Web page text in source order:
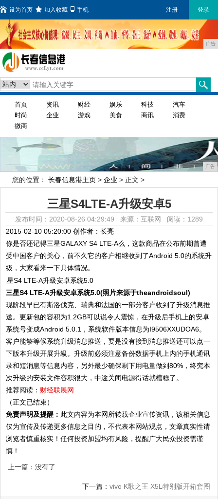
设为首页 加入收藏 手机 注册 登录
广告
首页 资讯 财经 娱乐 科技
汽车
时尚
企业 游戏 美食 商讯
消费
微商
广告
您的位置： 长春信息港主页 > 企业 > 正文 >
三星S4LTE-A升级安卓5
发布时间：2020-08-26 04:29:49 来源：互联网 阅读：1289
2015-02-10 05:20:00 创作者：长亮
你是否还记得三星GALAXY S4 LTE-A么，这款商品在公布前期曾遭
受中国客户的关心，前不久它的客户相继收到了Android 5.0的系统升
级，大家看来一下具体情况。
三星S4 LTE-A升級安卓系统5.0(照片来源于theandroidsoul)
现阶段早已有斯洛伐克、瑞典和法国的一部分客户收到了升级消息推
送。更新包的容积为1.2GB可以说令人震惊，在升級后手机上的安卓
系统号变成Android 5.0.1，系统软件版本信息为I9506XXUDOA6。
客户能够等候系统升级消息推送，要是没有接到消息推送还可以点一
下版本升级开展升級。升级前必须注意备份数据手机上内的手机通讯
录和短消息等信息内容，另外最少确保剩下用电量做到80%，终究本
次升级的安装文件容积很大，中途关闭电源得话就槽糕了。
推荐阅读： 财经联展网
（正文已结束）
免责声明及提醒： 此文内容为本网所转载企业宣传资讯，该相关信息
仅为宣传及传递更多信息之目的，不代表本网站观点，文章真实性请
浏览者慎重核实！任何投资加盟均有风险，提醒广大民众投资需谨
慎！
上一篇：没有了
下一篇： vivo K歌之王 X5L特别版开箱套图